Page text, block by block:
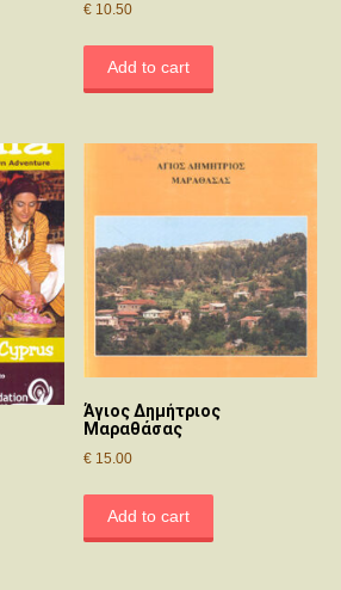
€ 10.50
Add to cart
Άγιος Δημήτριος
Μαραθάσας
€ 15.00
Add to cart